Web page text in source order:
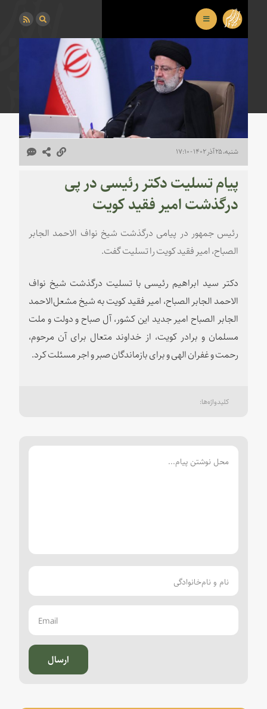
شنبه، ۲۵ آذر ۱۴۰۲ - ۱۷:۱۰
پیام تسلیت دکتر رئیسی در پی
درگذشت امیر فقید کویت
رئیس جمهور در پیامی درگذشت شیخ نواف الاحمد الجابر
الصباح، امیر فقید کویت را تسلیت گفت.
دکتر سید ابراهیم رئیسی با تسلیت درگذشت شیخ نواف
الاحمد الجابر الصباح، امیر فقید کویت به شیخ مشعل‌الاحمد
الجابر الصباح امیر جدید این کشور، آل صباح و دولت و ملت
مسلمان و برادر کویت، از خداوند متعال برای آن مرحوم،
رحمت و غفران الهی و برای بازماندگان صبر و اجر مسئلت کرد.
ارسال